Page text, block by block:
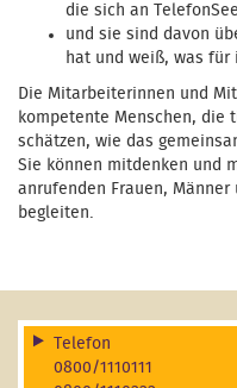
die sich an
und sie sind davon
hat und weiß, was für
Die Mitarbeiterinnen und
kompetente Menschen, die
schätzen, wie das
Sie können mitdenken und
anrufenden Frauen, Männer
begleiten.
Telefon
0800/1110111